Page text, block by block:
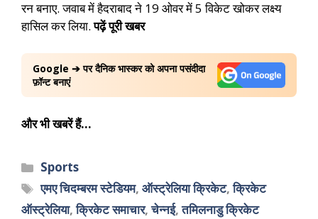
रन बनाए. जवाब में हैदराबाद ने 19 ओवर में 5 विकेट खोकर लक्ष्य
हासिल कर लिया.पढ़ें पूरी खबर
Google ➔ पर दैनिक भास्कर को अपना पसंदीदा
फ़ॉन्ट बनाएं
और भी खबरें हैं…
Sports
एमए चिदम्बरम स्टेडियम,ऑस्ट्रेलिया क्रिकेट,क्रिकेट
ऑस्ट्रेलिया,क्रिकेट समाचार,चेन्नई,तमिलनाडु क्रिकेट